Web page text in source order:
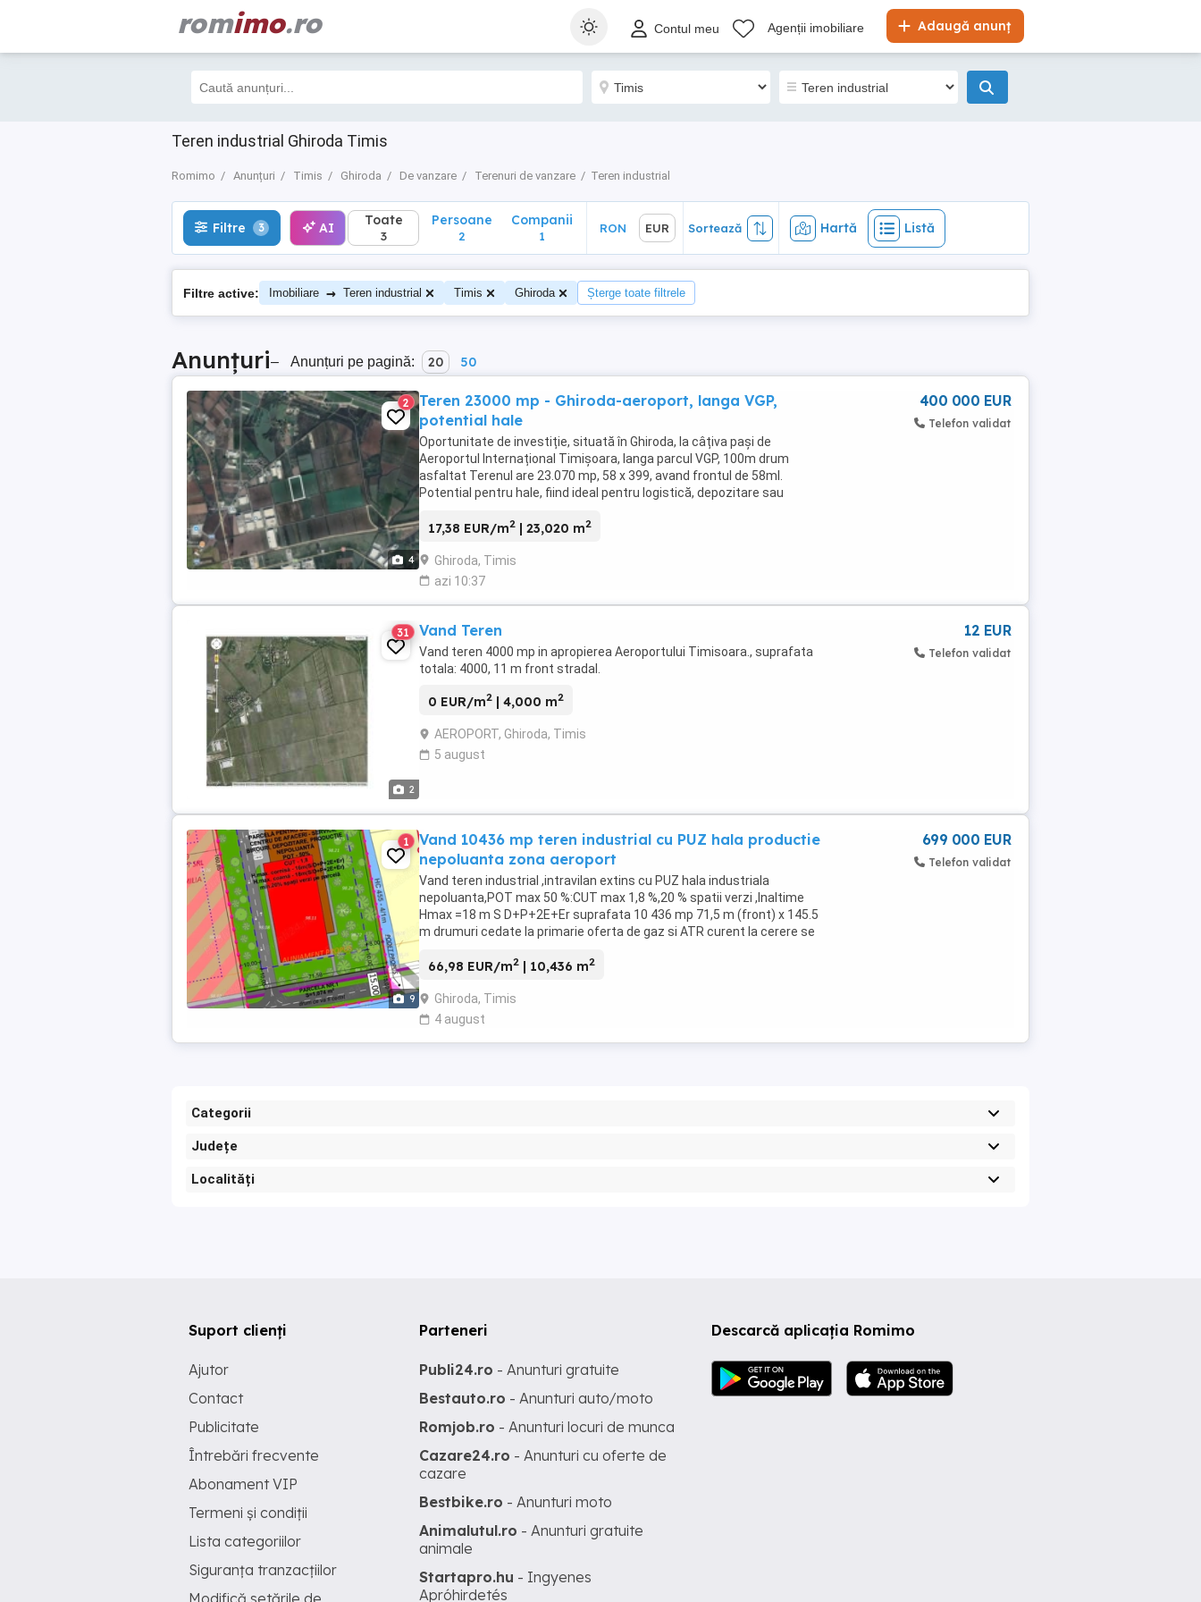
romimo.ro Adaugă anunț
Contul meu Agenții imobiliare
Teren industrial Ghiroda Timis
Romimo Anunțuri Timis Ghiroda De vanzare Terenuri de vanzare Teren industrial
Filtre 3 AI RON EUR Sortează Hartă Listă
Filtre 3 AI Toate
3
Persoane
2
Companii
1
RON EUR Sortează Hartă Listă
Filtre active: Imobiliare → Teren industrial Timis Ghiroda Șterge toate filtrele
Anunțuri– Anunțuri pe pagină: 20 50
4
2
Teren 23000 mp - Ghiroda-aeroport, langa VGP,
potential hale
Oportunitate de investiție, situată în Ghiroda, la câțiva pași de
Aeroportul Internațional Timișoara, langa parcul VGP, 100m drum
asfaltat Terenul are 23.070 mp, 58 x 399, avand frontul de 58ml.
Potential pentru hale, fiind ideal pentru logistică, depozitare sau
17,38 EUR/m2 | 23,020 m2
Ghiroda, Timis
azi 10:37
400 000 EUR
Telefon validat
2
31 Vand Teren
Vand teren 4000 mp in apropierea Aeroportului Timisoara., suprafata
totala: 4000, 11 m front stradal.
0 EUR/m2 | 4,000 m2
AEROPORT, Ghiroda, Timis
5 august
12 EUR
Telefon validat
9
1
Vand 10436 mp teren industrial cu PUZ hala productie
nepoluanta zona aeroport
Vand teren industrial ,intravilan extins cu PUZ hala industriala
nepoluanta,POT max 50 %:CUT max 1,8 %,20 % spatii verzi ,Inaltime
Hmax =18 m S D+P+2E+Er suprafata 10 436 mp 71,5 m (front) x 145.5
m drumuri cedate la primarie oferta de gaz si ATR curent la cerere se
66,98 EUR/m2 | 10,436 m2
Ghiroda, Timis
4 august
699 000 EUR
Telefon validat
Categorii
Județe
Localități
Descarcă aplicația Romimo
Suport clienți
Ajutor
Contact
Publicitate
Întrebări frecvente
Abonament VIP
Termeni și condiții
Lista categoriilor
Siguranța tranzacțiilor
Parteneri
Publi24.ro - Anunturi gratuite
Bestauto.ro - Anunturi auto/moto
Romjob.ro - Anunturi locuri de munca
Cazare24.ro - Anunturi cu oferte de
cazare
Bestbike.ro - Anunturi moto
Animalutul.ro - Anunturi gratuite
animale
Startapro.hu - Ingyenes
Apróhirdetés